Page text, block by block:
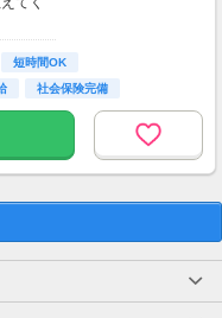
短時間OK
社会保険完備